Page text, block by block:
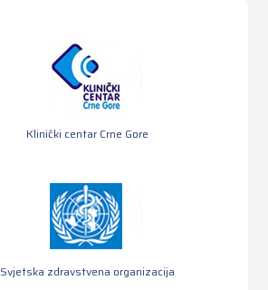
Klinički centar Crne Gore
Svjetska zdravstvena organizacija